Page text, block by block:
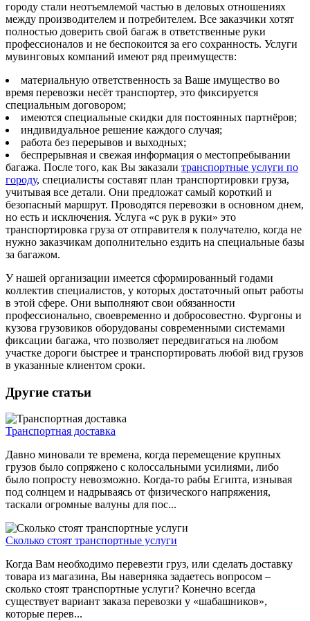
городу стали неотъемлемой частью в деловых отношениях
между производителем и потребителем. Все заказчики хотят
полностью доверить свой багаж в ответственные руки
профессионалов и не беспокоится за его сохранность. Услуги
мувинговых компаний имеют ряд преимуществ:
материальную ответственность за Ваше имущество во
время перевозки несёт транспортер, это фиксируется
специальным договором;
имеются специальные скидки для постоянных партнёров;
индивидуальное решение каждого случая;
работа без перерывов и выходных;
беспрерывная и свежая информация о местопребывании
багажа. После того, как Вы заказали транспортные услуги по
городу, специалисты составят план транспортировки груза,
учитывая все детали. Они предложат самый короткий и
безопасный маршрут. Проводятся перевозки в основном днем,
но есть и исключения. Услуга «с рук в руки» это
транспортировка груза от отправителя к получателю, когда не
нужно заказчикам дополнительно ездить на специальные базы
за багажом.
У нашей организации имеется сформированный годами
коллектив специалистов, у которых достаточный опыт работы
в этой сфере. Они выполняют свои обязанности
профессионально, своевременно и добросовестно. Фургоны и
кузова грузовиков оборудованы современными системами
фиксации багажа, что позволяет передвигаться на любом
участке дороги быстрее и транспортировать любой вид грузов
в указанные клиентом сроки.
Другие статьи
Транспортная доставка
Давно миновали те времена, когда перемещение крупных
грузов было сопряжено с колоссальными усилиями, либо
было попросту невозможно. Когда-то рабы Египта, изнывая
под солнцем и надрываясь от физического напряжения,
таскали огромные валуны для пос...
Сколько стоят транспортные услуги
Когда Вам необходимо перевезти груз, или сделать доставку
товара из магазина, Вы наверняка задаетесь вопросом –
сколько стоят транспортные услуги? Конечно всегда
существует вариант заказа перевозки у «шабашников»,
которые перев...